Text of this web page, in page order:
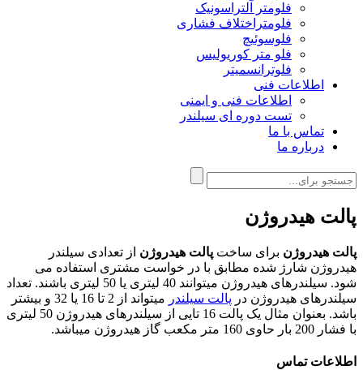
فلومتر آلتراسونیک
فلومتراختلاف فشاری
فلوسوئیچ
فلو متر کوریولیس
فلوترانسمیتر
اطلاعات فنی
اطلاعات فنی و ایمنی
تست دوره ای سیلندر
تماس با ما
درباره ما
پالت هیدروژن
پالت هیدروژن برای ساخت پالت هیدروژن از تعدادی سیلندر
هیدروژن شارژ شده مطابق با در خواست مشتری استفاده می
شود.
سیلندرهای هیدروژن میتوانند 40 لیتری یا 50 لیتری باشند. تعداد
سیلندرهای هیدروژن در پالت سیلندر
میتواند از 2 تا 16 یا 32 و بیشتر
باشد.
بعنوان مثال یک پالت 16 تایی از سیلندرهای هیدروژن 50 لیتری
با فشار 200 بار حاوی 160 متر مکعب گاز هیدروژن میباشد.
اطلاعات تماس